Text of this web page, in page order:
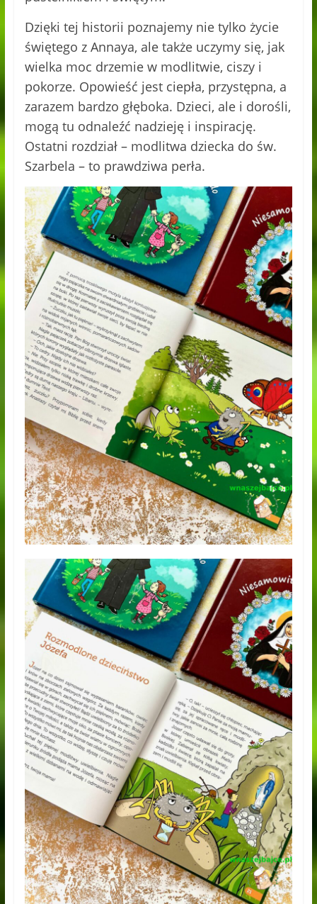
Dzięki tej historii poznajemy nie tylko życie
świętego z Annaya, ale także uczymy się, jak
wielka moc drzemie w modlitwie, ciszy i
pokorze. Opowieść jest ciepła, przystępna, a
zarazem bardzo głęboka. Dzieci, ale i dorośli,
mogą tu odnaleźć nadzieję i inspirację.
Ostatni rozdział – modlitwa dziecka do św.
Szarbela – to prawdziwa perła.